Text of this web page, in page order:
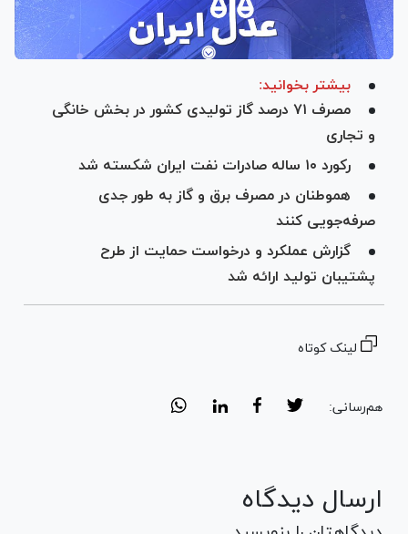
بیشتر بخوانید:
مصرف ۷۱ درصد گاز تولیدی کشور در بخش خانگی
و تجاری
رکورد ۱۰ ساله صادرات نفت ایران شکسته شد
هموطنان در مصرف برق و گاز به طور جدی
صرفه‌جویی کنند
گزارش عملکرد و درخواست حمایت از طرح
پشتیبان تولید ارائه شد
لینک کوتاه
هم‌رسانی:
ارسال دیدگاه